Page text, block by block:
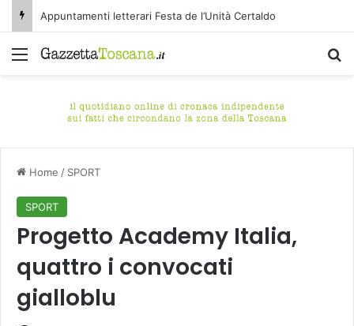
Appuntamenti letterari Festa de l’Unità Certaldo
Menu
Home / SPORT
SPORT
Progetto Academy Italia,
quattro i convocati
gialloblu